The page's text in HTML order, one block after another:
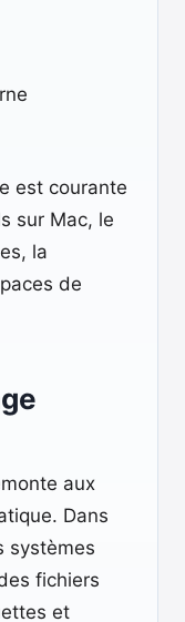
est courante
sur Mac, le
la
de
aux
Dans
systèmes
fichiers
et